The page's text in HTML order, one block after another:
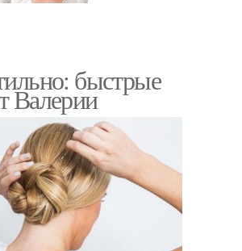
быстрые
Валерии